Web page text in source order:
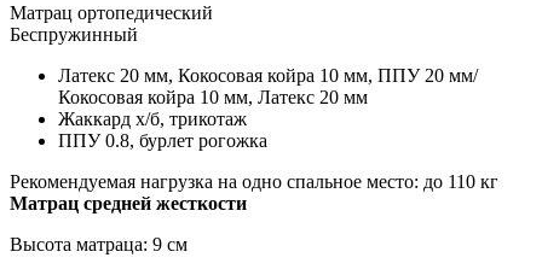
Матрац ортопедический
Беспружинный
Латекс 20 мм, Кокосовая койра 10 мм, ППУ 20 мм/
Кокосовая койра 10 мм, Латекс 20 мм
Жаккард х/б, трикотаж
ППУ 0.8, бурлет рогожка
Рекомендуемая нагрузка на одно спальное место: до 110 кг
Матрац средней жесткости
Высота матраца: 9 см